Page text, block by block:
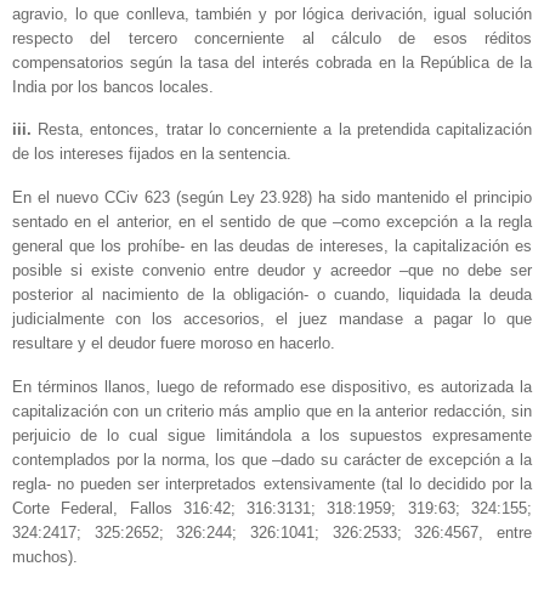
agravio, lo que conlleva, también y por lógica derivación, igual solución
respecto del tercero concerniente al cálculo de esos réditos
compensatorios según la tasa del interés cobrada en la República de la
India por los bancos locales.
iii. Resta, entonces, tratar lo concerniente a la pretendida capitalización
de los intereses fijados en la sentencia.
En el nuevo CCiv 623 (según Ley 23.928) ha sido mantenido el principio
sentado en el anterior, en el sentido de que –como excepción a la regla
general que los prohíbe- en las deudas de intereses, la capitalización es
posible si existe convenio entre deudor y acreedor –que no debe ser
posterior al nacimiento de la obligación- o cuando, liquidada la deuda
judicialmente con los accesorios, el juez mandase a pagar lo que
resultare y el deudor fuere moroso en hacerlo.
En términos llanos, luego de reformado ese dispositivo, es autorizada la
capitalización con un criterio más amplio que en la anterior redacción, sin
perjuicio de lo cual sigue limitándola a los supuestos expresamente
contemplados por la norma, los que –dado su carácter de excepción a la
regla- no pueden ser interpretados extensivamente (tal lo decidido por la
Corte Federal, Fallos 316:42; 316:3131; 318:1959; 319:63; 324:155;
324:2417; 325:2652; 326:244; 326:1041; 326:2533; 326:4567, entre
muchos).